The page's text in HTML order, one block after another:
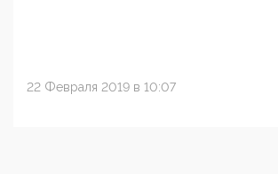
22 Февраля 2019 в 10:07